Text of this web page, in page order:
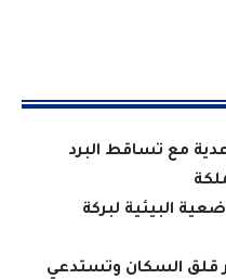
مع تساقط البرد
البيئية لبركة
قلق السكان وتستدعي